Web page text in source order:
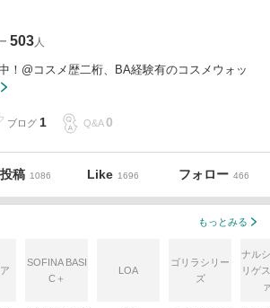
503
！@コスメ歴二桁、BA経験有のコスメウォッ
ブログ 1 Q&A 0
投稿 1086 Like 1696 フォロー 466
もっとみる
SOFINA BASI
C＋
LOA
ゴリラシリー
ズ
ナル
リゲ